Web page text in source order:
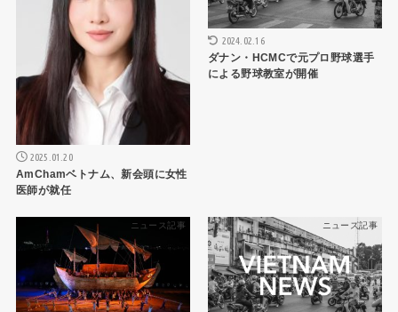
2025.01.20
AmChamベトナム、新会頭に女性
医師が就任
2024.02.16
ダナン・HCMCで元プロ野球選手
による野球教室が開催
ニュース記事 ニュース記事